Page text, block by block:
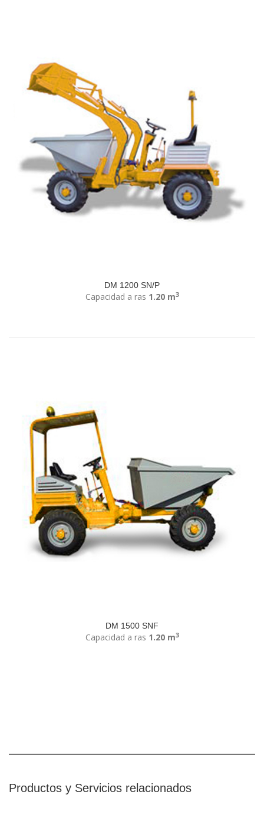
DM 1200 SN/P
Capacidad a ras 1.20 m3
DM 1500 SNF
Capacidad a ras 1.20 m3
Productos y Servicios relacionados